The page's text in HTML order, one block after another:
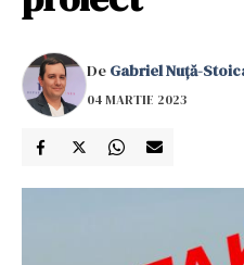
De Gabriel Nuță-
04 MARTIE 2023